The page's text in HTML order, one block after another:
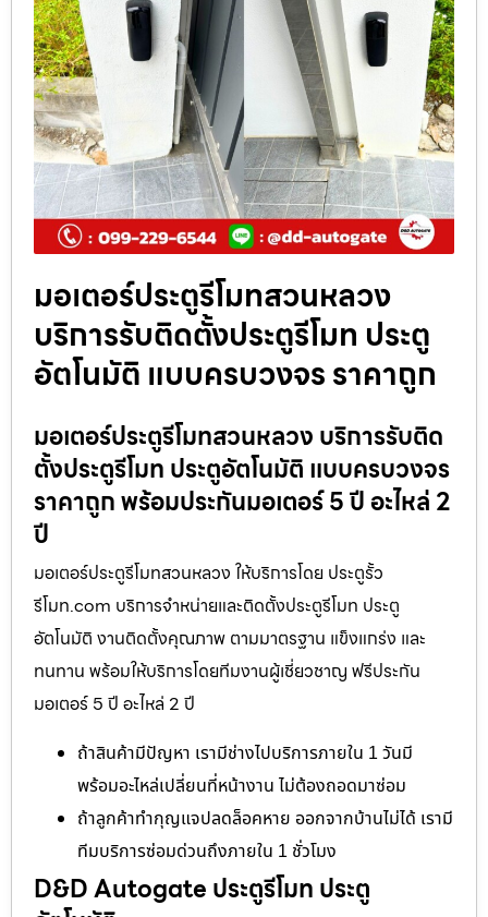
มอเตอร์ประตูรีโมทสวนหลวง
บริการรับติดตั้งประตูรีโมท ประตู
อัตโนมัติ แบบครบวงจร ราคาถูก
มอเตอร์ประตูรีโมทสวนหลวง บริการรับติด
ตั้งประตูรีโมท ประตูอัตโนมัติ แบบครบวงจร
ราคาถูก พร้อมประกันมอเตอร์ 5 ปี อะไหล่ 2
ปี
มอเตอร์ประตูรีโมทสวนหลวง ให้บริการโดย ประตูรั้ว
รีโมท.com บริการจำหน่ายและติดตั้งประตูรีโมท ประตู
อัตโนมัติ งานติดตั้งคุณภาพ ตามมาตรฐาน แข็งแกร่ง และ
ทนทาน พร้อมให้บริการโดยทีมงานผู้เชี่ยวชาญ ฟรีประกัน
มอเตอร์ 5 ปี อะไหล่ 2 ปี
ถ้าสินค้ามีปัญหา เรามีช่างไปบริการภายใน 1 วันมี
พร้อมอะไหล่เปลี่ยนที่หน้างาน ไม่ต้องถอดมาซ่อม
ถ้าลูกค้าทำกุญแจปลดล็อคหาย ออกจากบ้านไม่ได้ เรามี
ทีมบริการซ่อมด่วนถึงภายใน 1 ชั่วโมง
D&D Autogate ประตูรีโมท ประตู